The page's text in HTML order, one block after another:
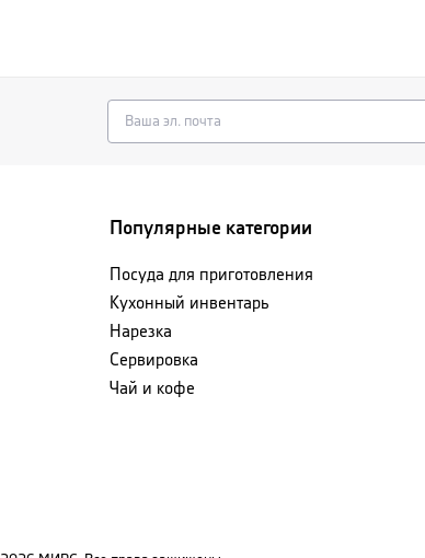
Популярные категории
Посуда для приготовления
Кухонный инвентарь
Нарезка
Сервировка
Чай и кофе